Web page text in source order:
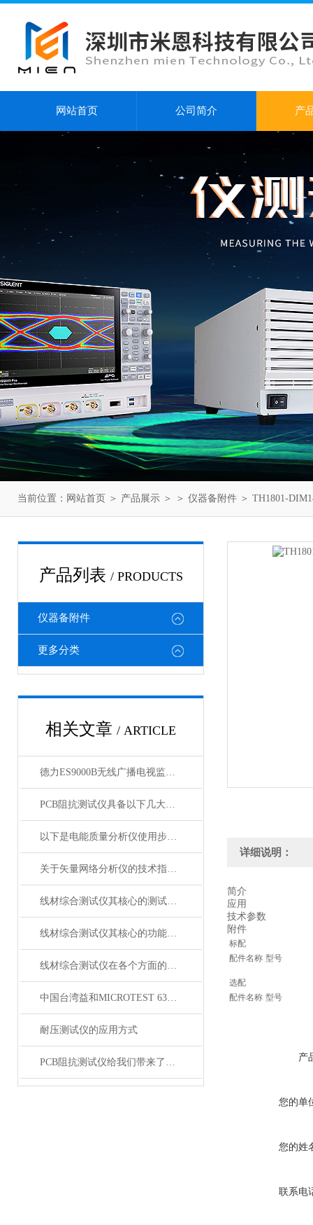
网站首页 公司简介 产
当前位置： 网站首页 ＞ 产品展示 ＞ ＞ 仪器备附件 ＞ TH1801-
产品列表 / PRODUCTS
仪器备附件
更多分类
相关文章 / ARTICLE
德力ES9000B无线广播电视监测车系统
PCB阻抗测试仪具备以下几大特点
以下是电能质量分析仪使用步骤的详细介绍
关于矢量网络分析仪的技术指标你有什么看法？
线材综合测试仪其核心的测试模块是什么？
线材综合测试仪其核心的功能是什么呢？
线材综合测试仪在各个方面的注意事项
中国台湾益和MICROTEST 6372 LCR测试仪
耐压测试仪的应用方式
PCB阻抗测试仪给我们带来了怎样的特点呢？
详细说明：
简介
应用
技术参数
附件
标配
配件名称 型号
选配
配件名称 型号
产
您的单
您的姓
联系电